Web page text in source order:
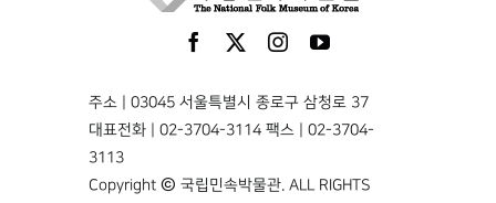
주소 | 03045 서울특별시 종로구 삼청로 37
대표전화 | 02-3704-3114 팩스 | 02-3704-
3113
Copyright © 국립민속박물관. ALL RIGHTS